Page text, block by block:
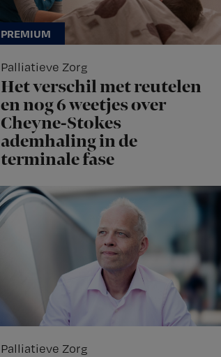
Palliatieve Zorg
Het verschil met reutelen
en nog 6 weetjes over
Cheyne-Stokes
ademhaling in de
terminale fase
Palliatieve Zorg